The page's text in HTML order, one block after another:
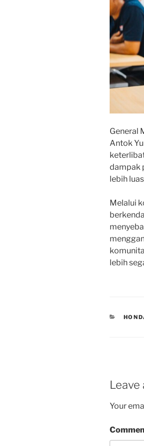
General
Antok
dampak
lebih
Melalui
lebih
Leave
Your